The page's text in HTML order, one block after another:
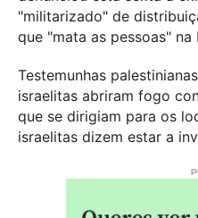
"militarizado" de
que "mata as pessoas" na
Testemunhas
israelitas abriram fogo
que se dirigiam para os
israelitas dizem estar a